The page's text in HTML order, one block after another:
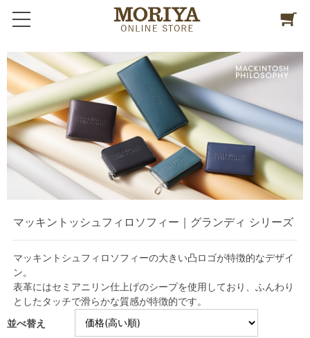
マッキントッシュフィロソフィー｜グランディ シリーズ
マッキントシュフィロソフィーの大きい凸ロゴが特徴的なデザイ
ン。
表革にはセミアニリン仕上げのシープを使用しており、ふんわり
としたタッチで滑らかな質感が特徴的です。
並べ替え